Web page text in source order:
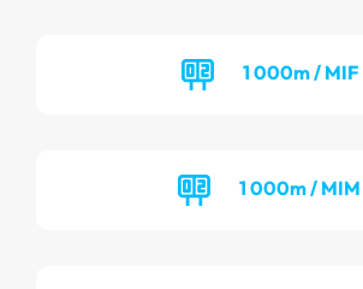
1 000m / MIF
1 000m / MIM